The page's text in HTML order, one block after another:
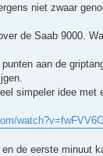
niet zwaar
de Saab 9000.
aan de
simpeler idee met
de eerste minuut